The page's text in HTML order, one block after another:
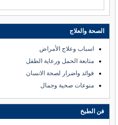
الصحة والعلاج
اسباب وعلاج الأمراض
متابعة الحمل ورعاية الطفل
فوائد واضرار لصحة الانسان
منوعات صحية وجمال
فن الطبخ